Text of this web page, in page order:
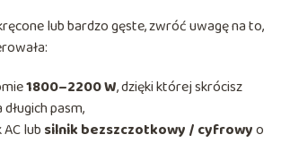
lub bardzo gęste, zwróć uwagę na to,
1800–2200 W, dzięki której skrócisz
pasm,
lubsilnik bezszczotkowy / cyfrowyo